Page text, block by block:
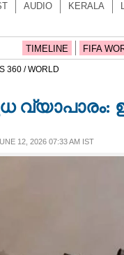
AUDIO KERALA
TIMELINE FIFA
360 /WORLD
12, 2026 07:33 AM IST